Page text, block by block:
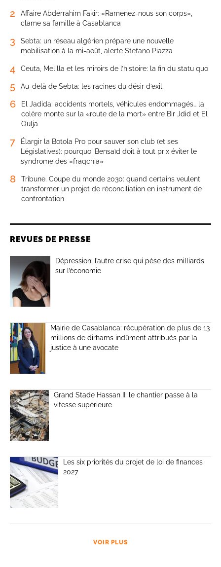
2
Affaire Abderrahim Fakir: «Ramenez-nous son corps»,
clame sa famille à Casablanca
3
Sebta: un réseau algérien prépare une nouvelle
mobilisation à la mi-août, alerte Stefano Piazza
4 Ceuta, Melilla et les miroirs de l’histoire: la fin du statu quo
5 Au-delà de Sebta: les racines du désir d’exil
6
El Jadida: accidents mortels, véhicules endommagés… la
colère monte sur la «route de la mort» entre Bir Jdid et El
Oulja
7
Élargir la Botola Pro pour sauver son club (et ses
Législatives): pourquoi Bensaïd doit à tout prix éviter le
syndrome des «fraqchia»
8
Tribune. Coupe du monde 2030: quand certains veulent
transformer un projet de réconciliation en instrument de
confrontation
REVUES DE PRESSE
Dépression: l’autre crise qui pèse des milliards
sur l’économie
Mairie de Casablanca: récupération de plus de 13
millions de dirhams indûment attribués par la
justice à une avocate
Grand Stade Hassan II: le chantier passe à la
vitesse supérieure
Les six priorités du projet de loi de finances
2027
VOIR PLUS